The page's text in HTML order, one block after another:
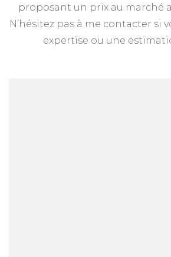
proposant un prix au marché
N’hésitez pas à me contacter si
expertise ou une